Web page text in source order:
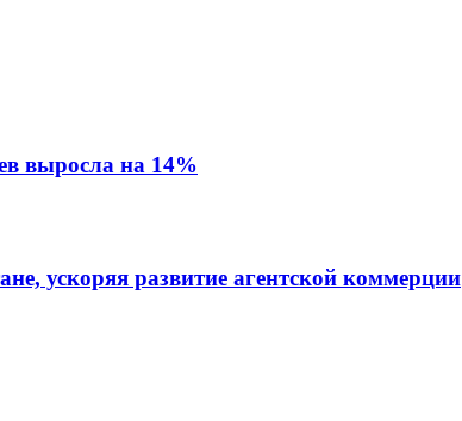
выросла на 14%
ускоряя развитие агентской коммерции